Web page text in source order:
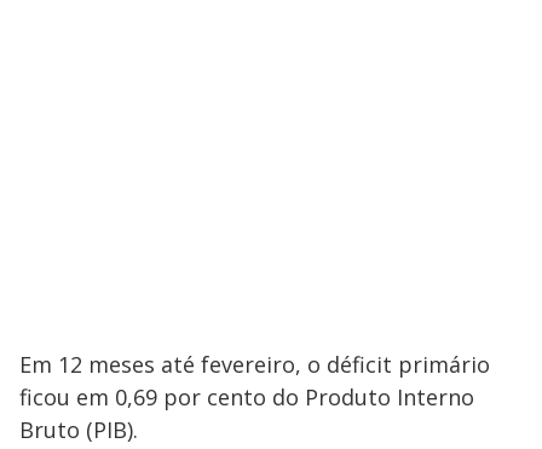
Em 12 meses até fevereiro, o déficit primário
ficou em 0,69 por cento do Produto Interno
Bruto (PIB).